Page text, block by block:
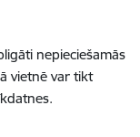
nepieciešamās
vietnē var tikt